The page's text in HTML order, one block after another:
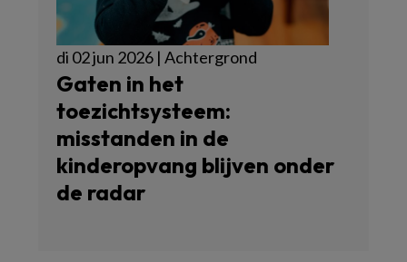
di 02 jun 2026 | Achtergrond
Gaten in het
toezichtsysteem:
misstanden in de
kinderopvang blijven onder
de radar